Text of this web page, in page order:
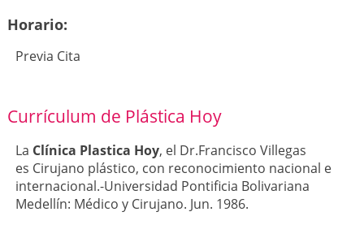
Horario:
Previa Cita
Currículum de Plástica Hoy
La Clínica Plastica Hoy, el Dr.Francisco Villegas
es Cirujano plástico, con reconocimiento nacional e
internacional.-Universidad Pontificia Bolivariana
Medellín: Médico y Cirujano. Jun. 1986.